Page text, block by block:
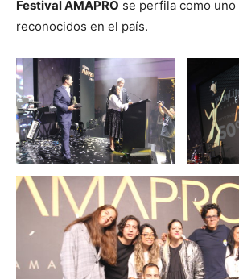
Festival AMAPRO se perfila como uno
reconocidos en el país.